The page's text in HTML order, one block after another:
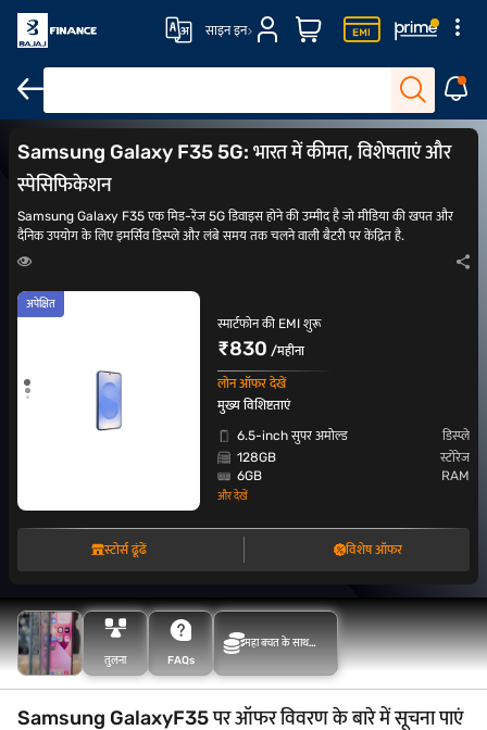
साइन इन
Samsung Galaxy S25 Ultra Samsung Galaxy S25 Samsung
Samsung Galaxy F35 5G: भारत में कीमत, विशेषताएं और
स्पेसिफिकेशन
Samsung Galaxy F35 एक मिड-रेंज 5G डिवाइस होने की उम्मीद है जो मीडिया की खपत और
दैनिक उपयोग के लिए इमर्सिव डिस्प्ले और लंबे समय तक चलने वाली बैटरी पर केंद्रित है.
अपेक्षित
स्मार्टफोन की EMI शुरू
₹830 /महीना
लोन ऑफर देखें
मुख्य विशिष्टताएं
6.5-inch सुपर अमोल्ड
डिस्प्ले
128GB
स्टोरेज
6GB
RAM
और देखें
स्टोर्स ढूंढें विशेष ऑफर
तुलना FAQs
महा बचत के साथ
Samsung GalaxyF35 पर ऑफर विवरण के बारे में सूचना पाएं